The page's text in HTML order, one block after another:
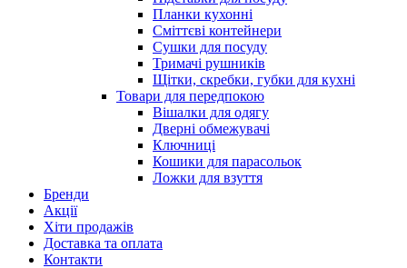
Планки кухонні
Сміттєві контейнери
Сушки для посуду
Тримачі рушників
Щітки, скребки, губки для кухні
Товари для передпокою
Вішалки для одягу
Дверні обмежувачі
Ключниці
Кошики для парасольок
Ложки для взуття
Бренди
Акції
Хіти продажів
Доставка та оплата
Контакти